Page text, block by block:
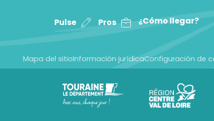
Pulse Pros ¿Cómo llegar?
Mapa del sitioInformación jurídicaConfiguración de